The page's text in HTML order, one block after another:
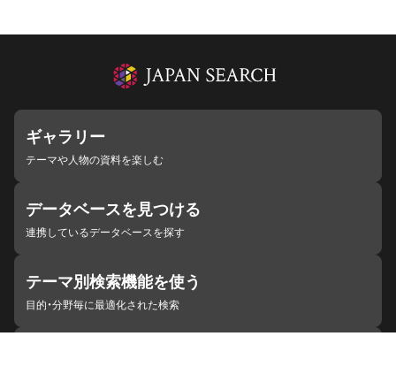
ギャラリー
テーマや人物の資料を楽しむ
データベースを見つける
連携しているデータベースを探す
テーマ別検索機能を使う
目的・分野毎に最適化された検索